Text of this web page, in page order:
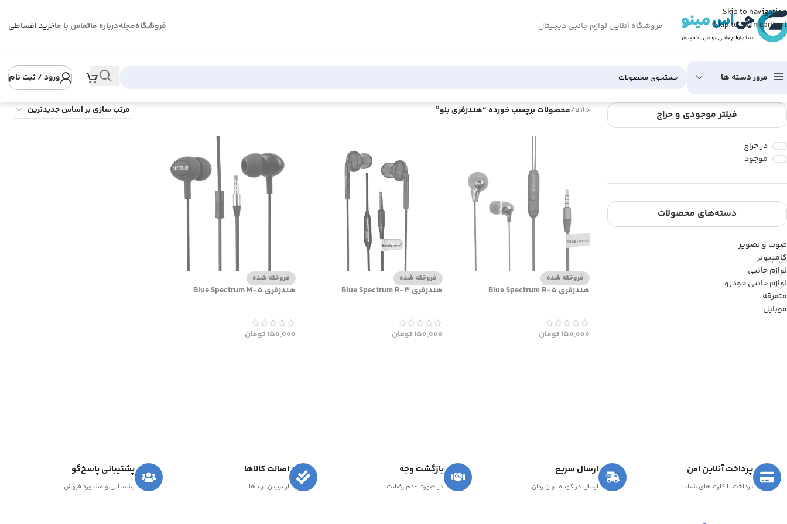
Skip to navigation
Skip to main content
فروشگاه آنلاین لوازم جانبی دیجیتال فروشگاهمجلهدرباره ماتماس با ماخرید اقساطی
مرور دسته ها ورود / ثبت نام
فیلتر موجودی و حراج
در حراج
موجود
دسته‌های محصولات
صوت و تصویر
کامپیوتر
لوازم جانبی
لوازم جانبی خودرو
متفرقه
موبایل
خانه/محصولات برچسب خورده “هندزفری بلو”
فروخته شده
هندزفری Blue Spectrum R-5
150,000 تومان
فروخته شده
هندزفری Blue Spectrum R-3
150,000تومان
فروخته شده
هندزفری Blue Spectrum M-5
150,000تومان
پرداخت آنلاین امن
پرداخت با کارت های شتاب
ارسال سریع
ارسال در کوتاه ترین زمان
بازگشت وجه
در صورت عدم رضایت
اصالت کالاها
از برترین برندها
پشتیبانی پاسخ‌گو
پشتیبانی و مشاوره فروش